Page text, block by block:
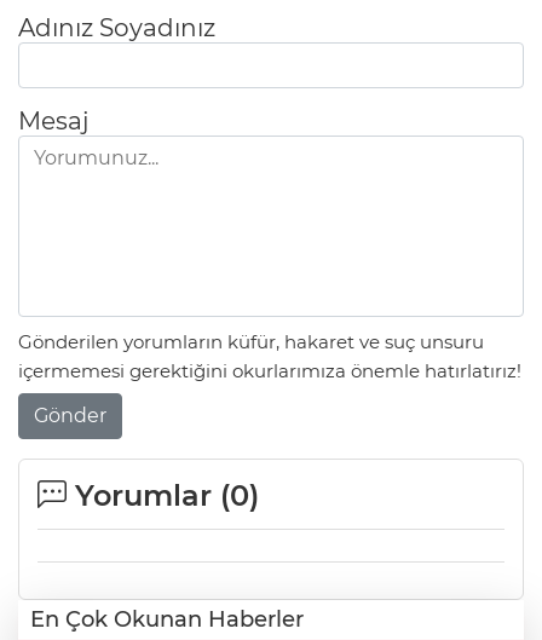
Adınız Soyadınız
Mesaj
Gönderilen yorumların küfür, hakaret ve suç unsuru
içermemesi gerektiğini okurlarımıza önemle hatırlatırız!
Gönder
Yorumlar (0)
En Çok Okunan Haberler